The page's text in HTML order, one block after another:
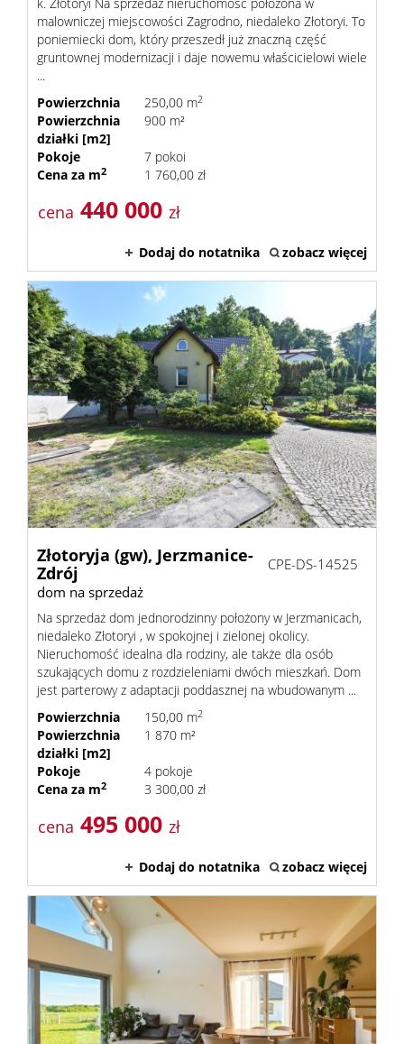
k. Złotoryi Na sprzedaż nieruchomość położona w
malowniczej miejscowości Zagrodno, niedaleko Złotoryi. To
poniemiecki dom, który przeszedł już znaczną część
gruntownej modernizacji i daje nowemu właścicielowi wiele
...
Powierzchnia
250,00 m2
Powierzchnia
działki [m2]
900 m²
Pokoje
7 pokoi
Cena za m2 1 760,00 zł
cena 440 000 zł
Dodaj do notatnika zobacz więcej
Złotoryja (gw), Jerzmanice-
Zdrój
dom na sprzedaż
CPE-DS-14525
Na sprzedaż dom jednorodzinny położony w Jerzmanicach,
niedaleko Złotoryi , w spokojnej i zielonej okolicy.
Nieruchomość idealna dla rodziny, ale także dla osób
szukających domu z rozdzieleniami dwóch mieszkań. Dom
jest parterowy z adaptacji poddasznej na wbudowanym ...
Powierzchnia
150,00 m2
Powierzchnia
działki [m2]
1 870 m²
Pokoje
4 pokoje
Cena za m2 3 300,00 zł
cena 495 000 zł
Dodaj do notatnika zobacz więcej